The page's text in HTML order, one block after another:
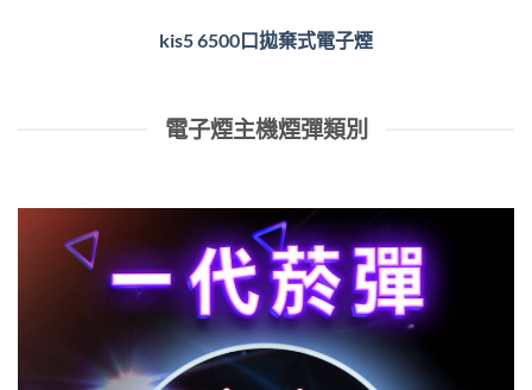
kis5 6500口拋棄式電子煙
電子煙主機煙彈類別